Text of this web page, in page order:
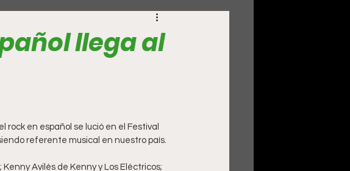
Naturaleza
Ávila
llega al
rock en español se lució en el Festival
referente musical en nuestro país.
Avilés de Kenny y Los Eléctricos;